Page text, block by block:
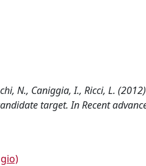
N., Caniggia, I., Ricci, L.
target. In Recent